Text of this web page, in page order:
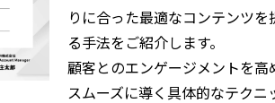
りに合った最適なコンテンツ
る手法をご紹介します。
顧客とのエンゲージメントを
スムーズに導く具体的なテクニ